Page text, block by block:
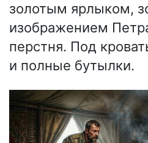
золотым ярлыком,
изображением
перстня. Под
и полные бутылки.